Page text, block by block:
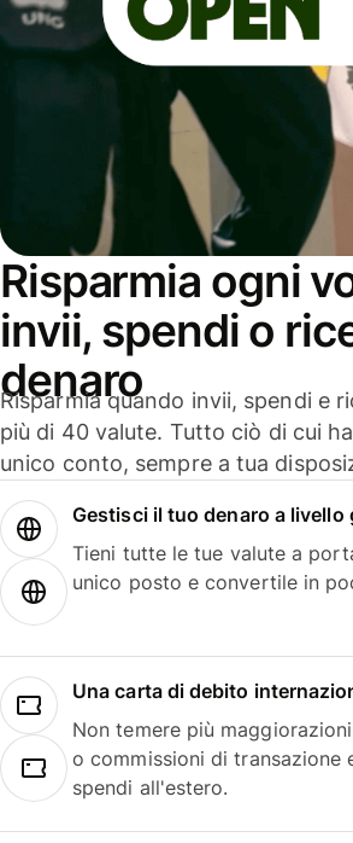
Risparmia ogni
invii, spendi o
denaro
Risparmia quando invii, spendi e
più di 40 valute. Tutto ciò di cui
unico conto, sempre a tua
Gestisci il tuo denaro a livello
Tieni tutte le tue valute a
unico posto e convertile in
Una carta di debito
Non temere più
o commissioni di transazione
spendi all'estero.